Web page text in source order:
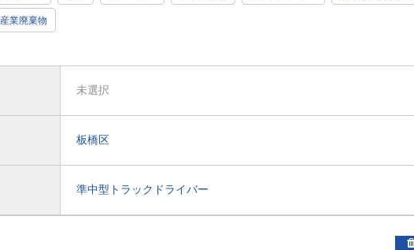
産業廃棄物
未選択
板橋区
準中型トラックドライバー